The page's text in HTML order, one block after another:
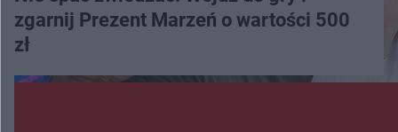
zgarnij Prezent Marzeń o wartości 500
zł